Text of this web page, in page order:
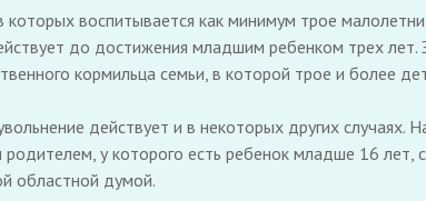
которых воспитывается как минимум трое
до достижения младшим ребенком трех лет.
кормильца семьи, в которой трое и более
действует и в некоторых других
родителем, у которого есть ребенок младше 16
областной думой.